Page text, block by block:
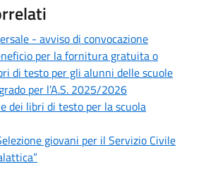
- avviso di convocazione
per la fornitura gratuita o
di testo per gli alunni delle scuole
per l’A.S. 2025/2026
dei libri di testo per la scuola
giovani per il Servizio Civile